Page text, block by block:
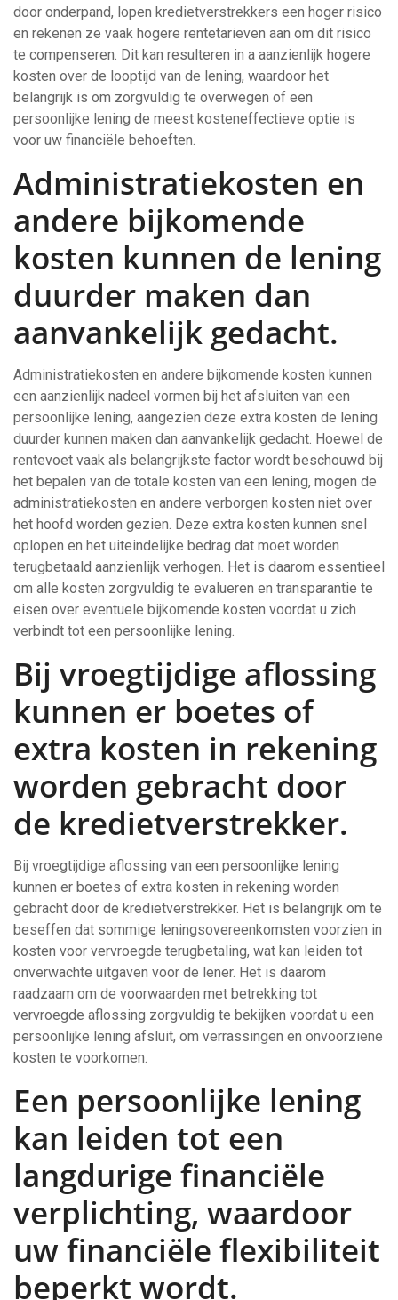
door onderpand, lopen kredietverstrekkers een hoger risico
en rekenen ze vaak hogere rentetarieven aan om dit risico
te compenseren. Dit kan resulteren in a aanzienlijk hogere
kosten over de looptijd van de lening, waardoor het
belangrijk is om zorgvuldig te overwegen of een
persoonlijke lening de meest kosteneffectieve optie is
voor uw financiële behoeften.
Administratiekosten en
andere bijkomende
kosten kunnen de lening
duurder maken dan
aanvankelijk gedacht.
Administratiekosten en andere bijkomende kosten kunnen
een aanzienlijk nadeel vormen bij het afsluiten van een
persoonlijke lening, aangezien deze extra kosten de lening
duurder kunnen maken dan aanvankelijk gedacht. Hoewel de
rentevoet vaak als belangrijkste factor wordt beschouwd bij
het bepalen van de totale kosten van een lening, mogen de
administratiekosten en andere verborgen kosten niet over
het hoofd worden gezien. Deze extra kosten kunnen snel
oplopen en het uiteindelijke bedrag dat moet worden
terugbetaald aanzienlijk verhogen. Het is daarom essentieel
om alle kosten zorgvuldig te evalueren en transparantie te
eisen over eventuele bijkomende kosten voordat u zich
verbindt tot een persoonlijke lening.
Bij vroegtijdige aflossing
kunnen er boetes of
extra kosten in rekening
worden gebracht door
de kredietverstrekker.
Bij vroegtijdige aflossing van een persoonlijke lening
kunnen er boetes of extra kosten in rekening worden
gebracht door de kredietverstrekker. Het is belangrijk om te
beseffen dat sommige leningsovereenkomsten voorzien in
kosten voor vervroegde terugbetaling, wat kan leiden tot
onverwachte uitgaven voor de lener. Het is daarom
raadzaam om de voorwaarden met betrekking tot
vervroegde aflossing zorgvuldig te bekijken voordat u een
persoonlijke lening afsluit, om verrassingen en onvoorziene
kosten te voorkomen.
Een persoonlijke lening
kan leiden tot een
langdurige financiële
verplichting, waardoor
uw financiële flexibiliteit
beperkt wordt.